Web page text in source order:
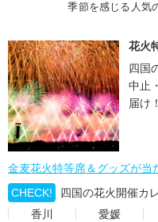
季節を感じる人気
花火
四国
中止
届け！
金麦花火特等席＆グッズが当
CHECK!
四国の花火開催カ
香川
愛媛